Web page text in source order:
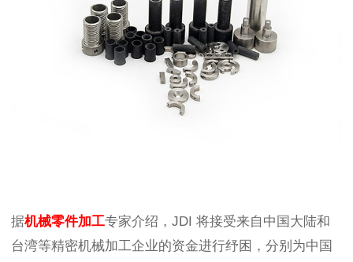
据机械零件加工专家介绍，JDI 将接受来自中国大陆和
台湾等精密机械加工企业的资金进行纾困，分别为中国